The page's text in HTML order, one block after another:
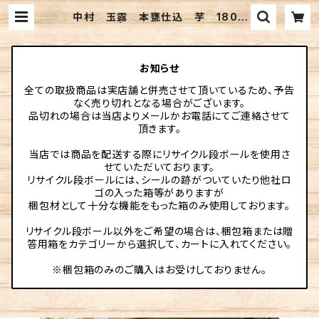
中村 玉露 本甕仕込 芋 1800
ml | 伊勢元酒店online
お知らせ
全ての取扱商品は実店舗と併売させて頂いているため、予告
なく売り切れとなる場合がございます。
品切れの場合は当店よりメールかお電話にてご連絡させて
頂きます。
当店では商品を配送する際にリサイクル段ボールを使用さ
せていただいております。
リサイクル段ボールには、シールの跡がついていたり他社ロ
ゴの入った箱等がありますが
梱包材として十分な機能をもった箱のみ使用しております。
リサイクル段ボール以外をご希望の場合は、梱包箱または贈
答用箱をカテゴリーから選択して、カートに入れてください。
※梱包箱のみのご購入はお受けしておりません。